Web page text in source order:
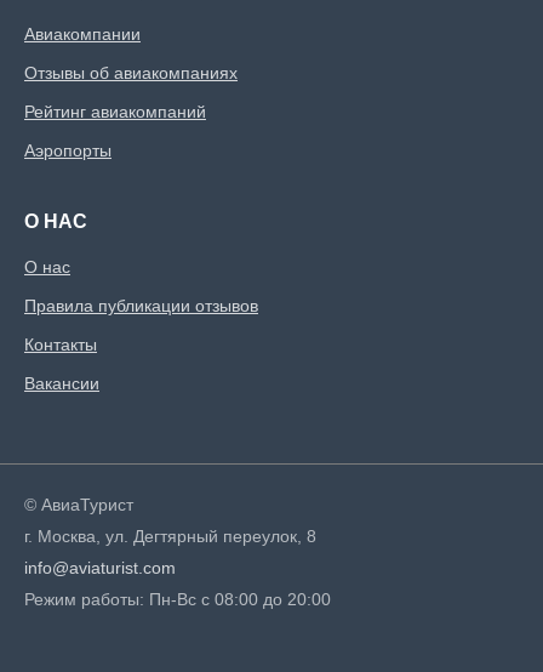
Авиакомпании
Отзывы об авиакомпаниях
Рейтинг авиакомпаний
Аэропорты
О НАС
О нас
Правила публикации отзывов
Контакты
Вакансии
© АвиаТурист
г. Москва, ул. Дегтярный переулок, 8
info@aviaturist.com
Режим работы: Пн-Вс с 08:00 до 20:00